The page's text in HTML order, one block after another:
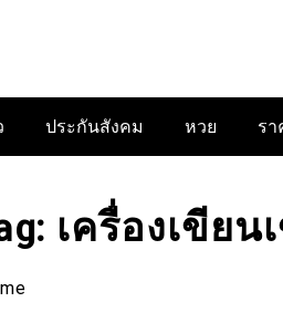
ประกันสังคม หวย รา
เครื่องเขียน